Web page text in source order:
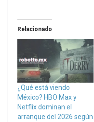
Relacionado
¿Qué está viendo
México? HBO Max y
Netflix dominan el
arranque del 2026 según